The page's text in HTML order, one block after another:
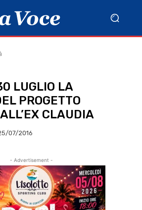
LUGLIO LA
PROGETTO
CLAUDIA
07/2016
- Advertisement -